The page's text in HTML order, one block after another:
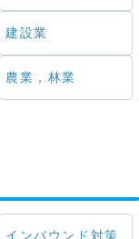
建設業
農業，林業
インバウンド対策